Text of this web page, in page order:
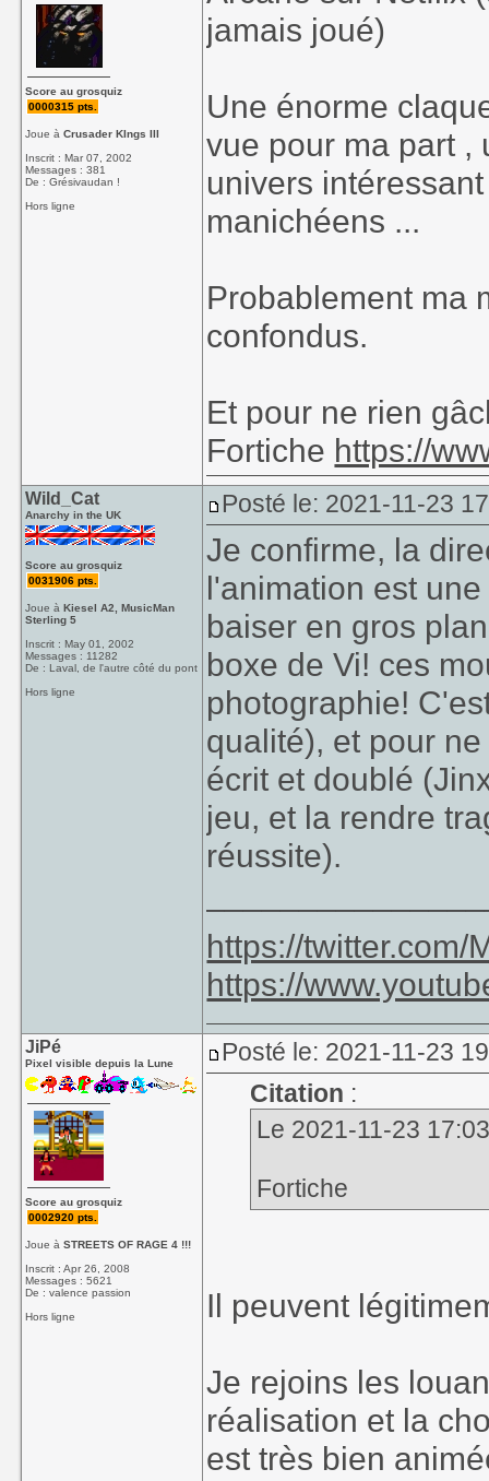
Score au grosquiz
0000315 pts.
Joue àCrusader KIngs III
Inscrit : Mar 07, 2002
Messages : 381
De : Grésivaudan !
Hors ligne
jamais joué)
Une énorme
vue pour ma part ,
univers
manichéens ...
Probablement ma
confondus.
Et pour ne rien
Fortiche https://
Wild_Cat
Anarchy in the UK
Score au grosquiz
0031906 pts.
Joue àKiesel A2, MusicMan
Sterling 5
Inscrit : May 01, 2002
Messages : 11282
De : Laval, de l'autre côté du pont
Hors ligne
Posté le: 2021-11-23
Je confirme, la
l'animation est
baiser en gros
boxe de Vi! ces
photographie!
qualité), et pour
écrit et doublé
jeu, et la rendre
réussite).
https://twitter.com/
https://
JiPé
Pixel visible depuis la Lune
Score au grosquiz
0002920 pts.
Joue àSTREETS OF RAGE 4 !!!
Inscrit : Apr 26, 2008
Messages : 5621
De : valence passion
Hors ligne
Posté le: 2021-11-23
Citation :
Le 2021-11-23
Fortiche
Il peuvent
Je rejoins les
réalisation et la
est très bien